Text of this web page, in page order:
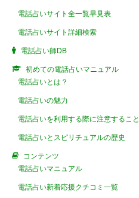
電話占いサイト全一覧早見表
電話占いサイト詳細検索
電話占い師DB
初めての電話占いマニュアル
電話占いとは？
電話占いの魅力
電話占いを利用する際に注意すること
電話占いとスピリチュアルの歴史
コンテンツ
電話占いマニュアル
電話占い新着応援クチコミ一覧